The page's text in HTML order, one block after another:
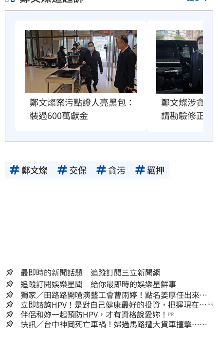
鄭文燦案污點證人亮黑包：
裝過600萬獻金
鄭文燦涉貪案
請勘驗修正音
鄭文燦 交保 貪污 羈押
最即時的新聞話題 追蹤訂閱三立新聞網
追蹤訂閱娛樂星聞 給你最即時的娛樂星鮮事
獨家／田路路開嗆演藝工會曹雨婷！點名姜厚任出來
他16字回應了
立即諮詢HPV！是對自己健康最好的投資，把握現在不
嫌晚！
PR
伴侶和妳一起預防HPV，才有資格說愛妳！ PR
快訊／台中神岡死亡車禍！婦過馬路遭大貨車撞擊…下